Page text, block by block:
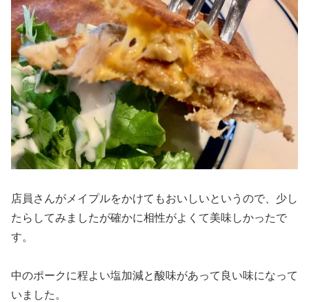
店員さんがメイプルをかけてもおいしいというので、少し
たらしてみましたが確かに相性がよくて美味しかったで
す。
中のポークに程よい塩加減と酸味があって良い味になって
いました。